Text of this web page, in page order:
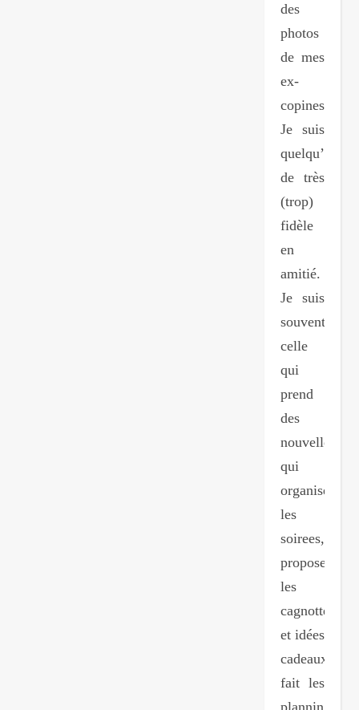
des
photos
de mes
ex-
copines]
Je suis
quelqu’un
de très
(trop)
fidèle
en
amitié.
Je suis
souvent
celle
qui
prend
des
nouvelles,
qui
organise
les
soirees,
propose
les
cagnottes
et idées
cadeaux,
fait les
plannings